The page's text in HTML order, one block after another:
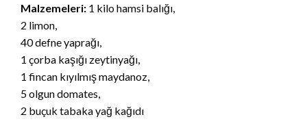
Malzemeleri: 1 kilo hamsi balığı,
2 limon,
40 defne yaprağı,
1 çorba kaşığı zeytinyağı,
1 fincan kıyılmış maydanoz,
5 olgun domates,
2 buçuk tabaka yağ kağıdı